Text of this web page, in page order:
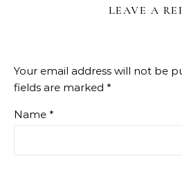
LEAVE A
Your email address will not be
fields are marked *
Name *